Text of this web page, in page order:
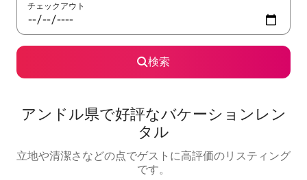
チェックアウト
検索
アンドル県で好評なバケーションレン
タル
立地や清潔さなどの点でゲストに高評価のリスティング
です。